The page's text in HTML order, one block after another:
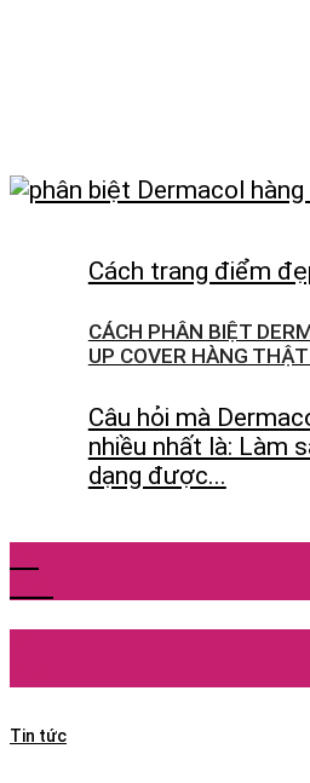
Cách trang điểm
CÁCH PHÂN BIỆT
UP COVER HÀNG
Câu hỏi mà
nhiều nhất là: Làm
dạng được...
Tin tức